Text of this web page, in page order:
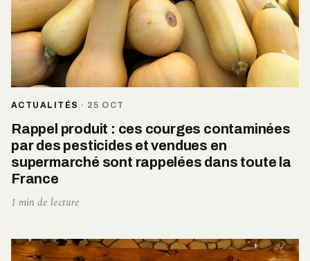
ACTUALITÉS · 25 OCT
Rappel produit : ces courges contaminées
par des pesticides et vendues en
supermarché sont rappelées dans toute la
France
1 min de lecture